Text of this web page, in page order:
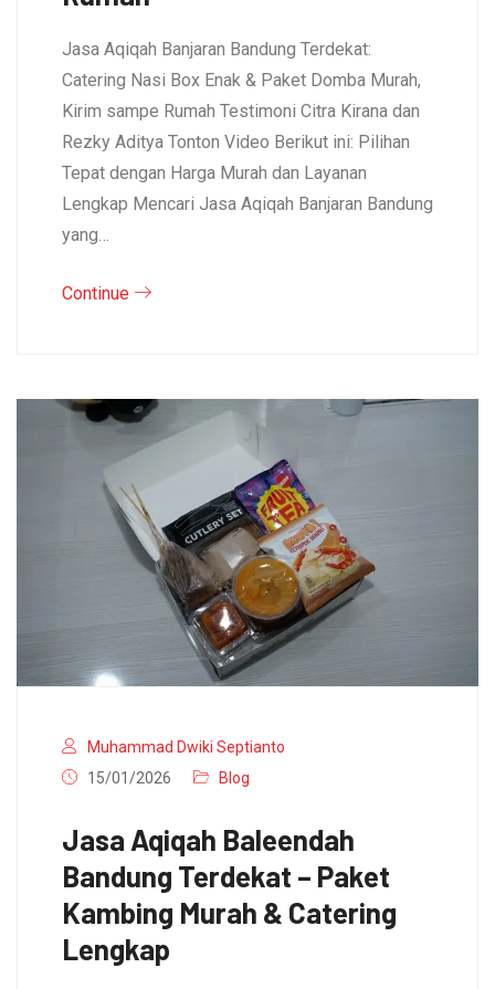
Jasa Aqiqah Banjaran Bandung Terdekat:
Catering Nasi Box Enak & Paket Domba Murah,
Kirim sampe Rumah Testimoni Citra Kirana dan
Rezky Aditya Tonton Video Berikut ini: Pilihan
Tepat dengan Harga Murah dan Layanan
Lengkap Mencari Jasa Aqiqah Banjaran Bandung
yang…
Continue
Muhammad Dwiki Septianto
15/01/2026
Blog
Jasa Aqiqah Baleendah
Bandung Terdekat – Paket
Kambing Murah & Catering
Lengkap